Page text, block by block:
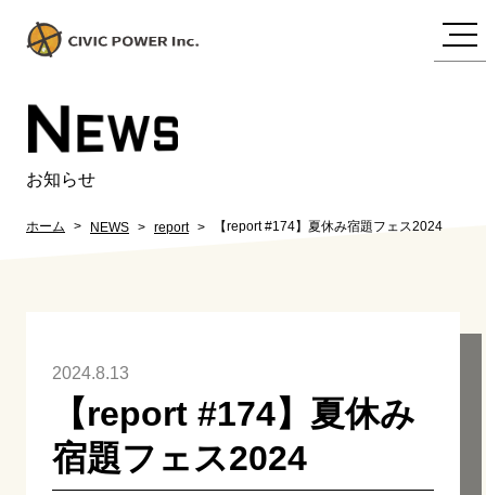
NEWS
お知らせ
ホーム NEWS report 【report #174】夏休み宿題フェス2024
2024.8.13
【report #174】夏休み
宿題フェス2024